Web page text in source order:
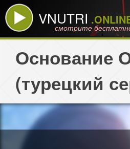
VNUTRI
смотрите
Основание
(турецкий